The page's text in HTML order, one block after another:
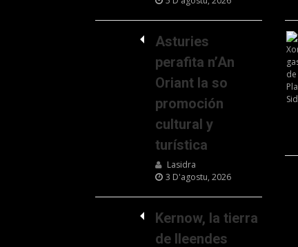
Asturies
perafita n’An
Oriant la so
promoción
cultural y
turística
Lasidra
3 D'agostu, 2026
Kernow, la tierra
de lleendes